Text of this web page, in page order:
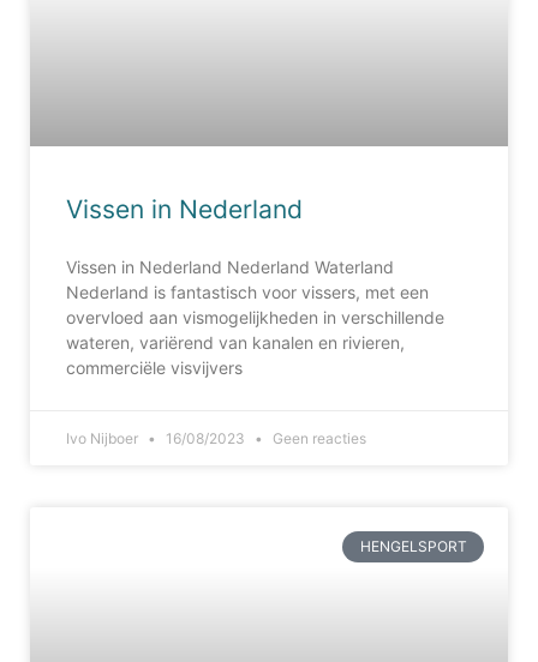
Vissen in Nederland
Vissen in Nederland Nederland Waterland
Nederland is fantastisch voor vissers, met een
overvloed aan vismogelijkheden in verschillende
wateren, variërend van kanalen en rivieren,
commerciële visvijvers
Ivo Nijboer 16/08/2023 Geen reacties
HENGELSPORT